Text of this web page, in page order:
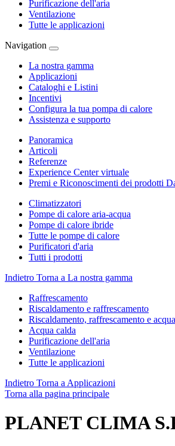
Purificazione dell'aria
Ventilazione
Tutte le applicazioni
Navigation
La nostra gamma
Applicazioni
Cataloghi e Listini
Incentivi
Configura la tua pompa di calore
Assistenza e supporto
Panoramica
Articoli
Referenze
Experience Center virtuale
Premi e Riconoscimenti dei prodotti
Climatizzatori
Pompe di calore aria-acqua
Pompe di calore ibride
Tutte le pompe di calore
Purificatori d'aria
Tutti i prodotti
Indietro Torna a La nostra gamma
Raffrescamento
Riscaldamento e raffrescamento
Riscaldamento, raffrescamento e
Acqua calda
Purificazione dell'aria
Ventilazione
Tutte le applicazioni
Indietro Torna a Applicazioni
Torna alla pagina principale
PLANET CLIMA